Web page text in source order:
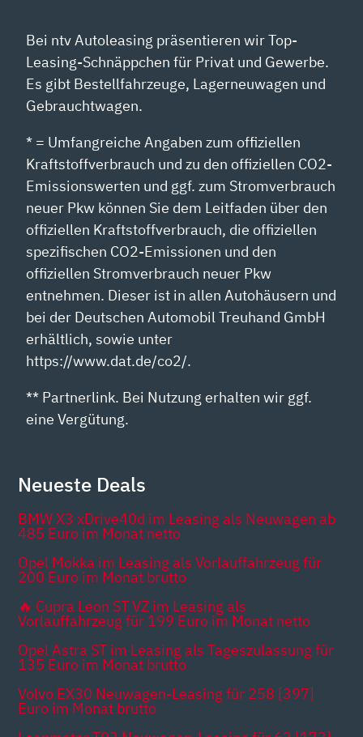
Bei ntv Autoleasing präsentieren wir Top-
Leasing-Schnäppchen für Privat und Gewerbe.
Es gibt Bestellfahrzeuge, Lagerneuwagen und
Gebrauchtwagen.
* = Umfangreiche Angaben zum offiziellen
Kraftstoffverbrauch und zu den offiziellen CO2-
Emissionswerten und ggf. zum Stromverbrauch
neuer Pkw können Sie dem Leitfaden über den
offiziellen Kraftstoffverbrauch, die offiziellen
spezifischen CO2-Emissionen und den
offiziellen Stromverbrauch neuer Pkw
entnehmen. Dieser ist in allen Autohäusern und
bei der Deutschen Automobil Treuhand GmbH
erhältlich, sowie unter
https://www.dat.de/co2/.
** Partnerlink. Bei Nutzung erhalten wir ggf.
eine Vergütung.
Neueste Deals
BMW X3 xDrive40d im Leasing als Neuwagen ab
485 Euro im Monat netto
Opel Mokka im Leasing als Vorlauffahrzeug für
200 Euro im Monat brutto
🔥 Cupra Leon ST VZ im Leasing als
Vorlauffahrzeug für 199 Euro im Monat netto
Opel Astra ST im Leasing als Tageszulassung für
135 Euro im Monat brutto
Volvo EX30 Neuwagen-Leasing für 258 [397]
Euro im Monat brutto